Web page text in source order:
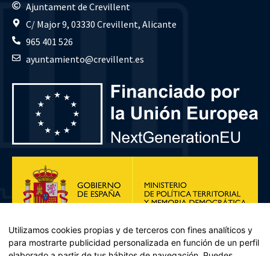
Ajuntament de Crevillent
C/ Major 9, 03330 Crevillent, Alicante
965 401 526
ayuntamiento@crevillent.es
Utilizamos cookies propias y de terceros con fines analíticos y
para mostrarte publicidad personalizada en función de un perfil